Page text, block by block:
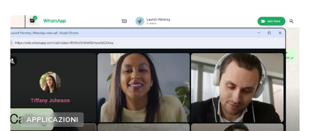
APPLICAZIONI